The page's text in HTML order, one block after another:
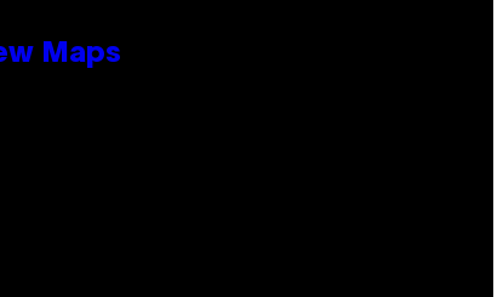
Maps